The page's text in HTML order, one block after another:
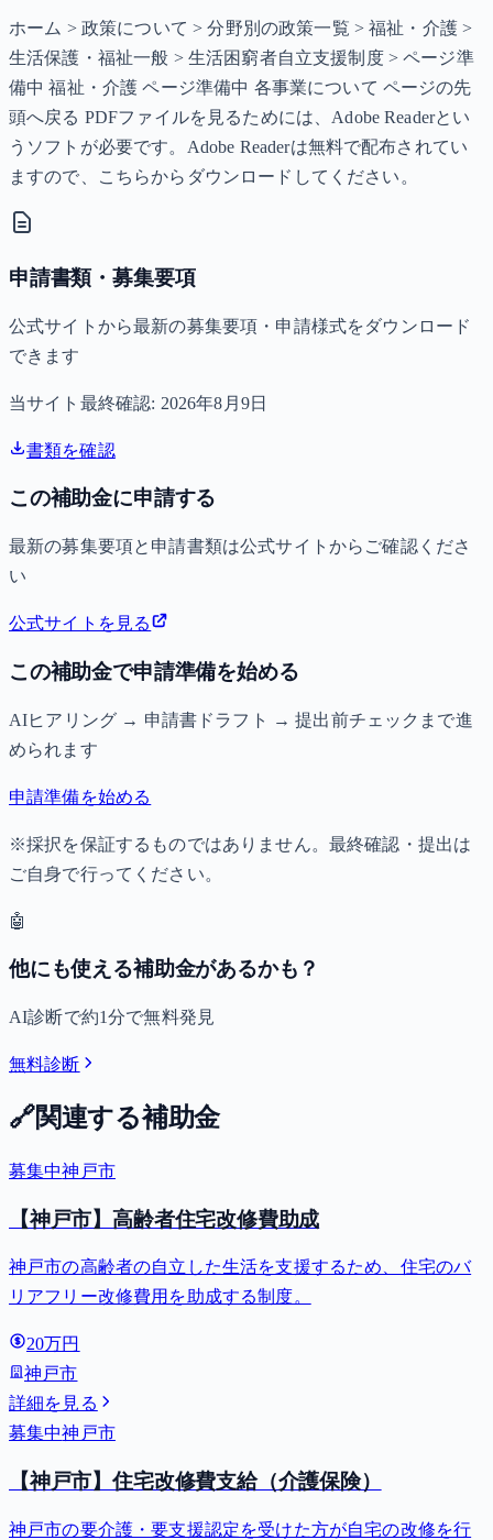
ホーム > 政策について > 分野別の政策一覧 > 福祉・介護 >
生活保護・福祉一般 > 生活困窮者自立支援制度 > ページ準
備中 福祉・介護 ページ準備中 各事業について ページの先
頭へ戻る PDFファイルを見るためには、Adobe Readerとい
うソフトが必要です。Adobe Readerは無料で配布されてい
ますので、こちらからダウンロードしてください。
申請書類・募集要項
公式サイトから最新の募集要項・申請様式をダウンロード
できます
当サイト最終確認: 2026年8月9日
書類を確認
この補助金に申請する
最新の募集要項と申請書類は公式サイトからご確認くださ
い
公式サイトを見る
この補助金で申請準備を始める
AIヒアリング → 申請書ドラフト → 提出前チェックまで進
められます
申請準備を始める
※採択を保証するものではありません。最終確認・提出は
ご自身で行ってください。
🤖
他にも使える補助金があるかも？
AI診断で約1分で無料発見
無料診断
🔗関連する補助金
募集中神戸市
【神戸市】高齢者住宅改修費助成
神戸市の高齢者の自立した生活を支援するため、住宅のバ
リアフリー改修費用を助成する制度。
20万円
神戸市
詳細を見る
募集中神戸市
【神戸市】住宅改修費支給（介護保険）
神戸市の要介護・要支援認定を受けた方が自宅の改修を行